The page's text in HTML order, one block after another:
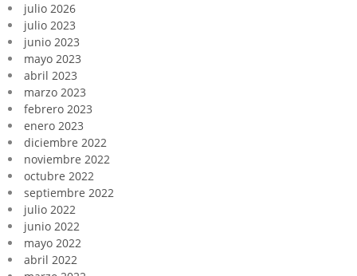
julio 2026
julio 2023
junio 2023
mayo 2023
abril 2023
marzo 2023
febrero 2023
enero 2023
diciembre 2022
noviembre 2022
octubre 2022
septiembre 2022
julio 2022
junio 2022
mayo 2022
abril 2022